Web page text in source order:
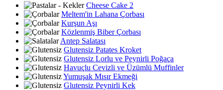
Cheese Cake 2
Meltem'in Lahana Çorbası
Kurşun Aşı
Közlenmiş Biber Çorbası
Antep Salatası
Glutensiz Patates Kroket
Glutensiz Lorlu ve Peynirli Poğaça
Havuçlu Cevizli ve Üzümlü Muffinler
Yumuşak Mısır Ekmeği
Glutensiz Peynirli Kek